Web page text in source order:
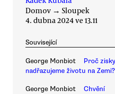
Domov → Sloupek
4. dubna 2024 ve 13.11
Související
George Monbiot
Proč
nadřazujeme životu na Zemi?
George Monbiot Chvění